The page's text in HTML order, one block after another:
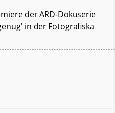
der ARD-Dokuserie
in der Fotografiska